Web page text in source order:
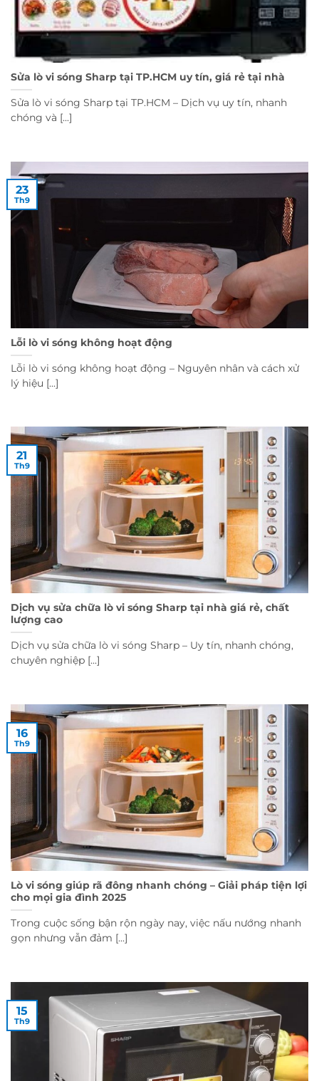
Sửa lò vi sóng Sharp tại TP.HCM uy tín, giá rẻ tại nhà
Sửa lò vi sóng Sharp tại TP.HCM – Dịch vụ uy tín, nhanh
chóng và [...]
Lỗi lò vi sóng không hoạt động
Lỗi lò vi sóng không hoạt động – Nguyên nhân và cách xử
lý hiệu [...]
23
Th9
Dịch vụ sửa chữa lò vi sóng Sharp tại nhà giá rẻ, chất
lượng cao
Dịch vụ sửa chữa lò vi sóng Sharp – Uy tín, nhanh chóng,
chuyên nghiệp [...]
21
Th9
Lò vi sóng giúp rã đông nhanh chóng – Giải pháp tiện lợi
cho mọi gia đình 2025
Trong cuộc sống bận rộn ngày nay, việc nấu nướng nhanh
gọn nhưng vẫn đảm [...]
16
Th9
15
Th9